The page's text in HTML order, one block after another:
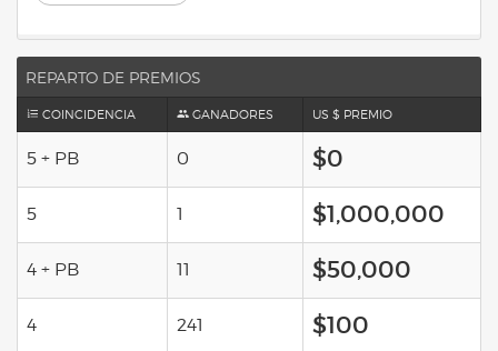
REPARTO DE PREMIOS
COINCIDENCIA GANADORES US $ PREMIO
5 + PB 0 $0
5 1 $1,000,000
4 + PB 11 $50,000
4 241 $100